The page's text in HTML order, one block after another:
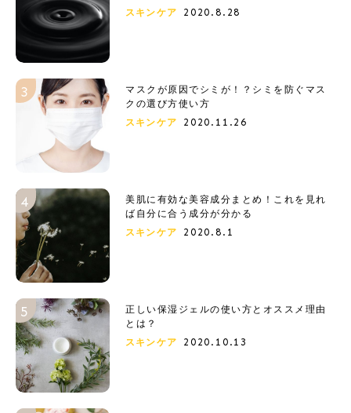
スキンケア
2020.8.28
マスクが原因でシミが！？シミを防ぐマス
クの選び方使い方
スキンケア
2020.11.26
美肌に有効な美容成分まとめ！これを見れ
ば自分に合う成分が分かる
スキンケア
2020.8.1
正しい保湿ジェルの使い方とオススメ理由
とは？
スキンケア
2020.10.13